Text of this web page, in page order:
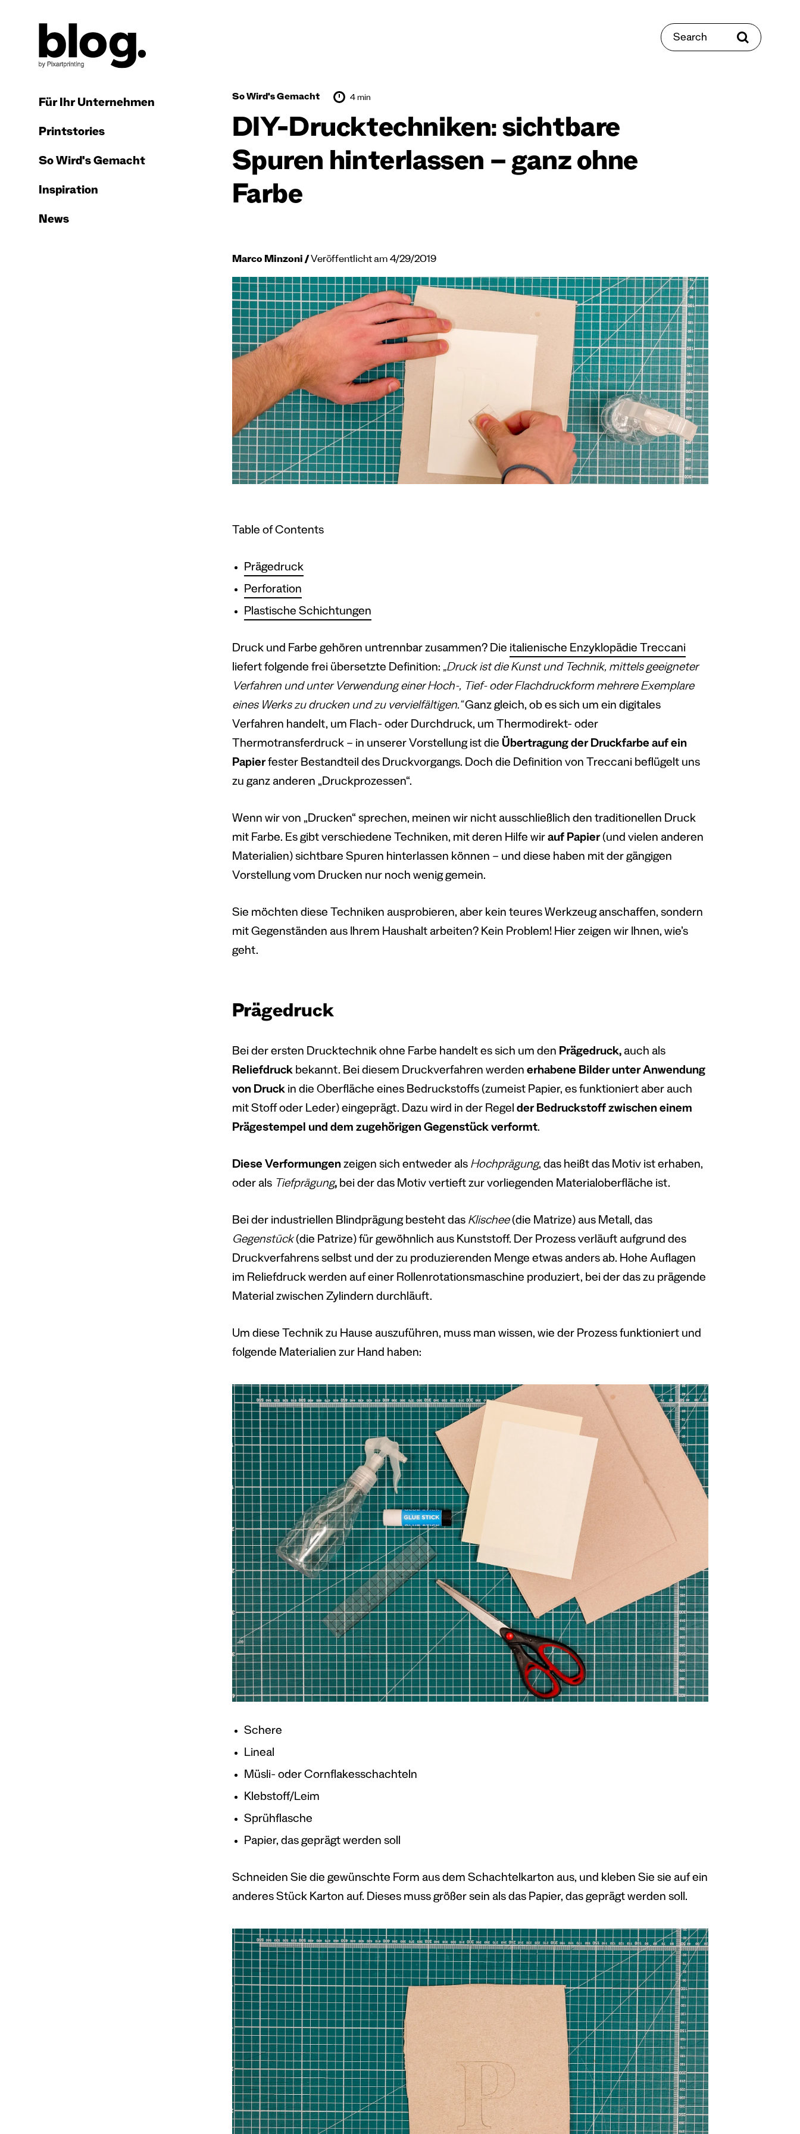
Für Ihr Unternehmen
Printstories
So Wird's Gemacht
Inspiration
News
Search
So Wird's Gemacht 4 min
DIY-Drucktechniken: sichtbare
Spuren hinterlassen – ganz ohne
Farbe
Marco Minzoni Veröffentlicht am 4/29/2019
Table of Contents
Prägedruck
Perforation
Plastische Schichtungen
Druck und Farbe gehören untrennbar zusammen? Die italienische Enzyklopädie Treccani
liefert folgende frei übersetzte Definition: „Druck ist die Kunst und Technik, mittels geeigneter
Verfahren und unter Verwendung einer Hoch-, Tief- oder Flachdruckform mehrere Exemplare
eines Werks zu drucken und zu vervielfältigen.“Ganz gleich, ob es sich um ein digitales
Verfahren handelt, um Flach- oder Durchdruck, um Thermodirekt- oder
Thermotransferdruck – in unserer Vorstellung ist die Übertragung der Druckfarbe auf ein
Papierfester Bestandteil des Druckvorgangs. Doch die Definition von Treccani beflügelt uns
zu ganz anderen „Druckprozessen“.
Wenn wir von „Drucken“ sprechen, meinen wir nicht ausschließlich den traditionellen Druck
mit Farbe. Es gibt verschiedene Techniken, mit deren Hilfe wirauf Papier(und vielen anderen
Materialien) sichtbare Spuren hinterlassen können – und diese haben mit der gängigen
Vorstellung vom Drucken nur noch wenig gemein.
Sie möchten diese Techniken ausprobieren, aber kein teures Werkzeug anschaffen, sondern
mit Gegenständen aus Ihrem Haushalt arbeiten? Kein Problem! Hier zeigen wir Ihnen, wie’s
geht.
Prägedruck
Bei der ersten Drucktechnik ohne Farbe handelt es sich um den Prägedruck,auch als
Reliefdruckbekannt. Bei diesem Druckverfahren werden erhabene Bilder unter Anwendung
von Druckin die Oberfläche eines Bedruckstoffs (zumeist Papier, es funktioniert aber auch
mit Stoff oder Leder) eingeprägt. Dazu wird in der Regel der Bedruckstoff zwischen einem
Prägestempel und dem zugehörigen Gegenstück verformt.
Diese Verformungenzeigen sich entweder als Hochprägung, das heißt das Motiv ist erhaben,
oder als Tiefprägung,bei der das Motiv vertieft zur vorliegenden Materialoberfläche ist.
Bei der industriellen Blindprägung besteht das Klischee(die Matrize) aus Metall, das
Gegenstück(die Patrize) für gewöhnlich aus Kunststoff. Der Prozess verläuft aufgrund des
Druckverfahrens selbst und der zu produzierenden Menge etwas anders ab. Hohe Auflagen
im Reliefdruck werden auf einer Rollenrotationsmaschine produziert, bei der das zu prägende
Material zwischen Zylindern durchläuft.
Um diese Technik zu Hause auszuführen, muss man wissen, wie der Prozess funktioniert und
folgende Materialien zur Hand haben:
Schere
Lineal
Müsli- oder Cornflakesschachteln
Klebstoff/Leim
Sprühflasche
Papier, das geprägt werden soll
Schneiden Sie die gewünschte Form aus dem Schachtelkarton aus, und kleben Sie sie auf ein
anderes Stück Karton auf. Dieses muss größer sein als das Papier, das geprägt werden soll.